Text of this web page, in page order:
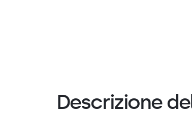
Descrizione